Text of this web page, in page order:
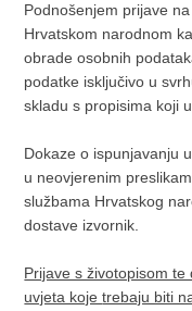
Podnošenjem prijave
Hrvatskom narodnom
obrade osobnih
podatke isključivo u
skladu s propisima koji
Dokaze o ispunjavanju
u neovjerenim
službama Hrvatskog
dostave izvornik.
Prijave s životopisom
uvjeta kojetrebaju biti